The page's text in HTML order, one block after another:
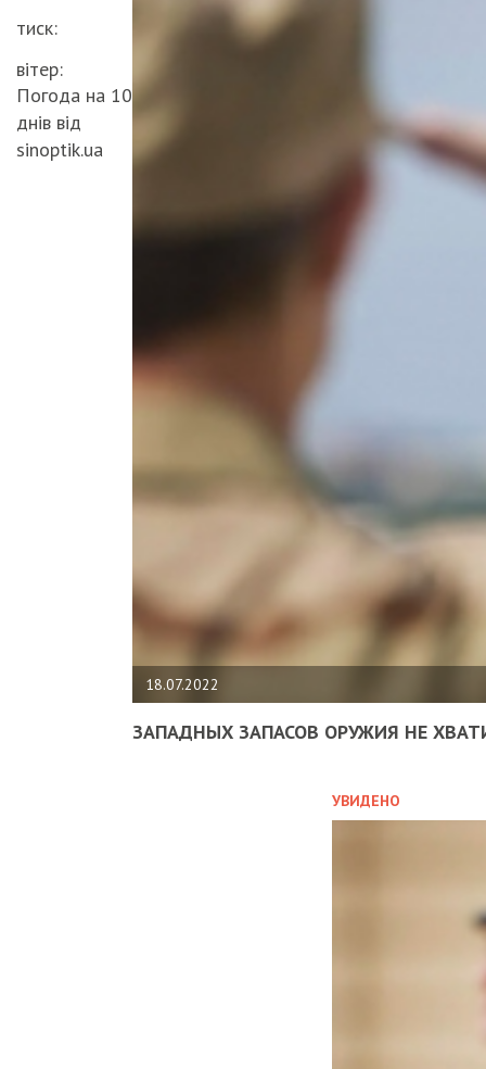
18.07.2022
ЗАПАДНЫХ ЗАПАСОВ ОРУЖИЯ НЕ
УВИДЕНО
тиск:
вітер:
Погода на 10
днів від
sinoptik.ua